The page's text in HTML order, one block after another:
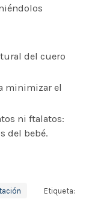
del cuero
minimizar el
ni ftalatos:
del bebé.
Etiqueta: